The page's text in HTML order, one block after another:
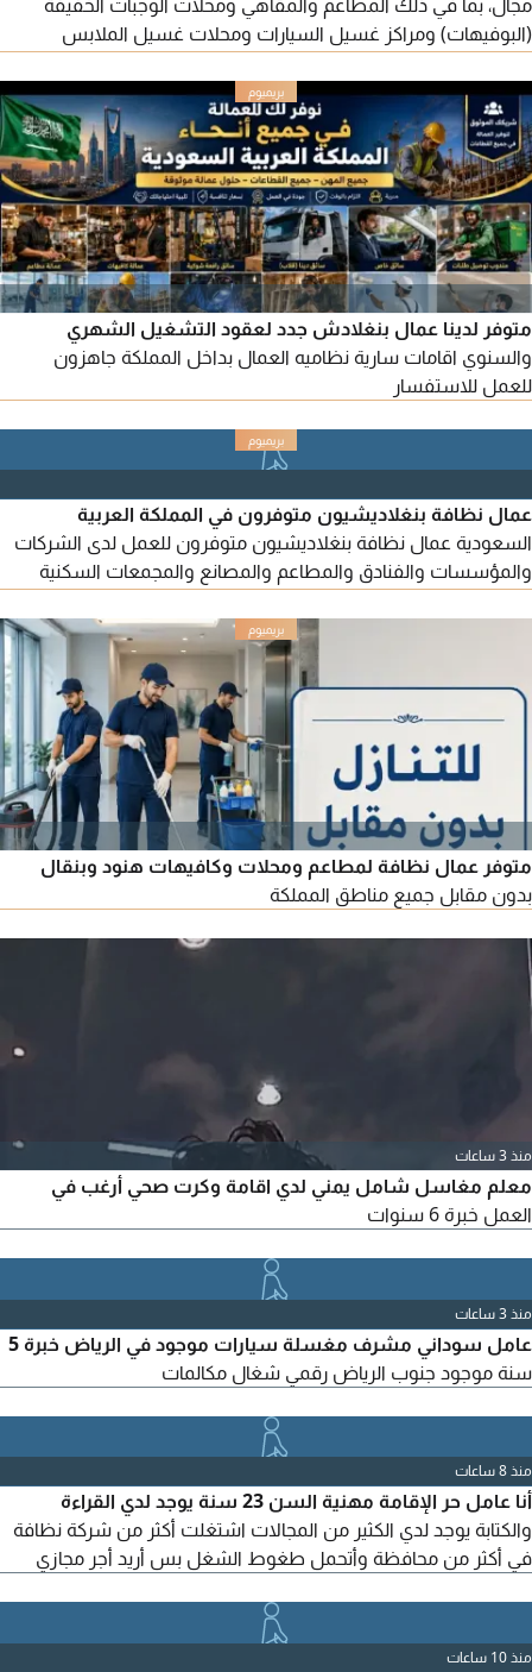
(البوفيهات) ومراكز غسيل السيارات ومحلات غسيل الملابس
والمدارس الدينية والفنادق السكنية
متوفر لدينا عمال بنغلادش جدد لعقود التشغيل الشهري
والسنوي اقامات سارية نظاميه العمال بداخل المملكة جاهزون
للعمل للاستفسار
عمال نظافة بنغلاديشيون متوفرون في المملكة العربية
السعودية عمال نظافة بنغلاديشيون متوفرون للعمل لدى الشركات
والمؤسسات والفنادق والمطاعم والمصانع والمجمعات السكنية
متوفر عمال نظافة لمطاعم ومحلات وكافيهات هنود وبنقال
بدون مقابل جميع مناطق المملكة
منذ 3 ساعات
معلم مغاسل شامل يمني لدي اقامة وكرت صحي أرغب في
العمل خبرة 6 سنوات
منذ 3 ساعات
عامل سوداني مشرف مغسلة سيارات موجود في الرياض خبرة 5
سنة موجود جنوب الرياض رقمي شغال مكالمات
منذ 8 ساعات
أنا عامل حر الإقامة مهنية السن 23 سنة يوجد لدي القراءة
والكتابة يوجد لدي الكثير من المجالات اشتغلت أكثر من شركة نظافة
في أكثر من محافظة وأتحمل طغوط الشغل بس أريد أجر مجازي
منذ 10 ساعات